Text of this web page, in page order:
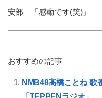
安部 「感動です(笑)」
おすすめの記事
NMB48高橋ことね 歌
「TEPPENラジオ」